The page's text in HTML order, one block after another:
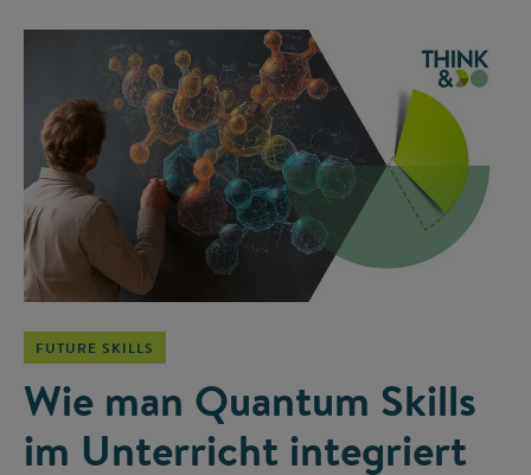
FUTURE SKILLS
Wie man Quantum Skills
im Unterricht integriert